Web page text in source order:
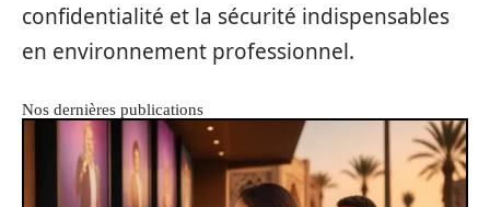
confidentialité et la sécurité indispensables
en environnement professionnel.
Nos dernières publications